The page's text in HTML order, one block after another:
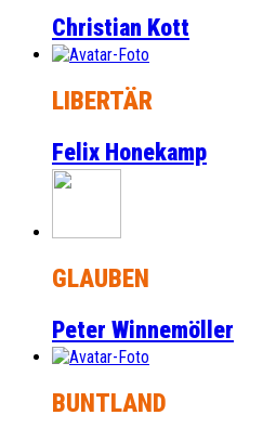
Christian Kott
LIBERTÄR
Felix Honekamp
GLAUBEN
Peter Winnemöller
BUNTLAND